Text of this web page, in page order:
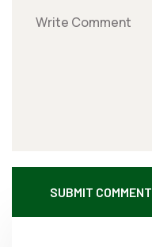
SUBMIT COMMENT